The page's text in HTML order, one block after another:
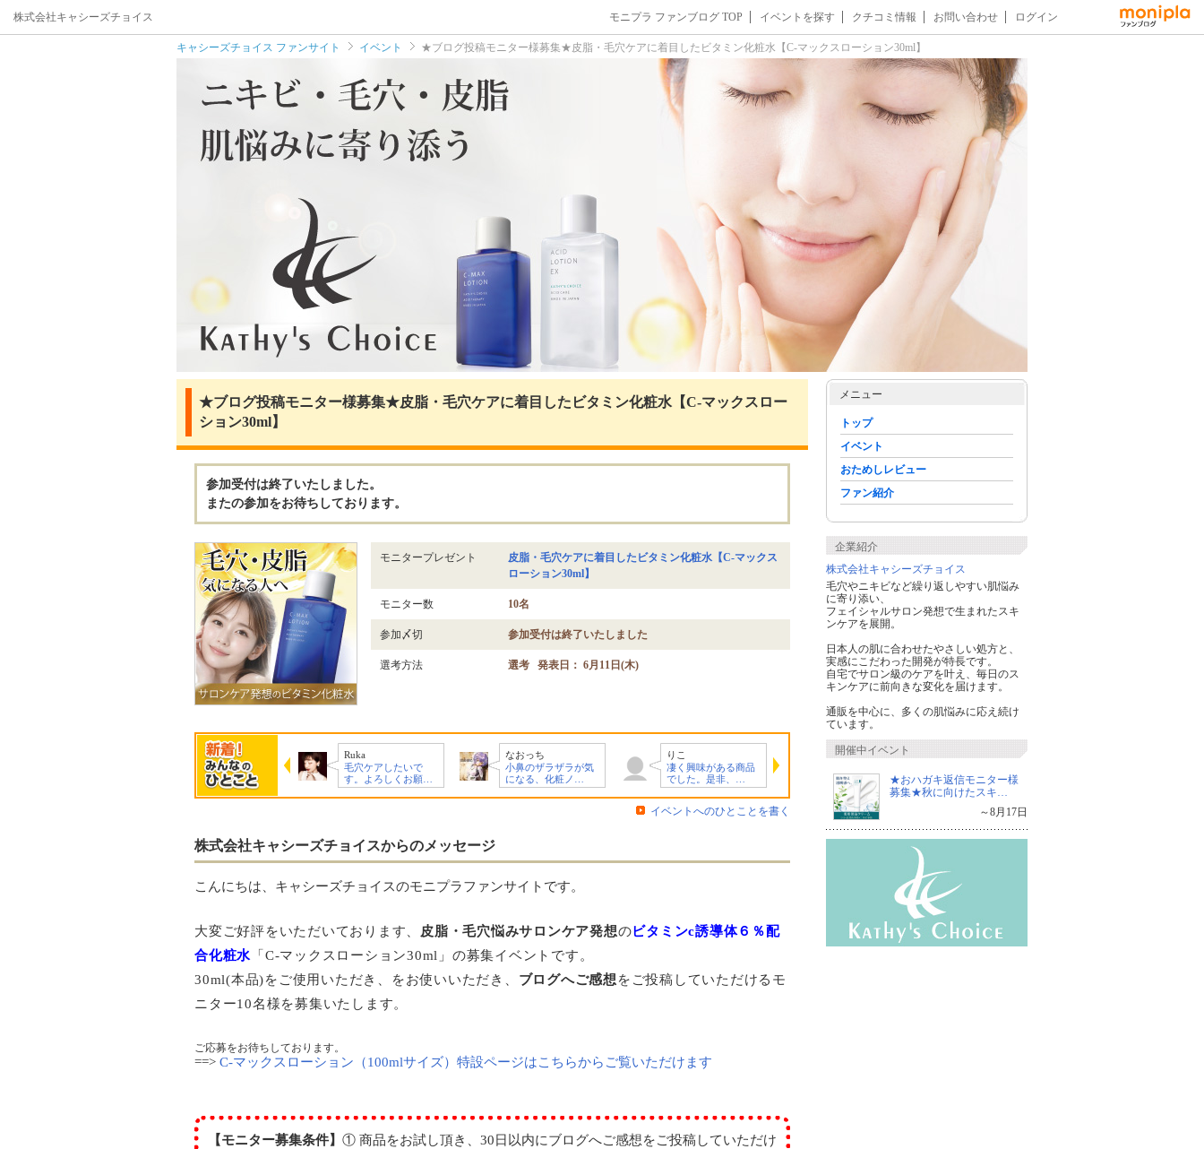
株式会社キャシーズチョイス モニプラ ファンブログ TOP イベントを探す クチコミ情報 お問い合わせ ログイン
キャシーズチョイス ファンサイト イベント ★ブログ投稿モニター様募集★皮脂・毛穴ケアに着目したビタミン化粧水【C-マックスローション30ml】
★ブログ投稿モニター様募集★皮脂・毛穴ケアに着目したビタミン化粧水【C-マックスロー
ション30ml】
参加受付は終了いたしました。
またの参加をお待ちしております。
モニタープレゼント
皮脂・毛穴ケアに着目したビタミン化粧水【C-マックス
ローション30ml】
モニター数 10名
参加〆切 参加受付は終了いたしました
選考方法 選考 発表日： 6月11日(木)
Ruka
毛穴ケアしたいで
す。よろしくお願…
なおっち
小鼻のザラザラが気
になる、化粧ノ…
りこ
凄く興味がある商品
でした。是非、…
hica
商品の特徴や使用感
を丁寧に投稿し…
minho
心がけます！ …
らんころ☆美容大…
です。毛穴の黒…
イベントへのひとことを書く
株式会社キャシーズチョイスからのメッセージ
こんにちは、キャシーズチョイスのモニプラファンサイトです。
大変ご好評をいただいております、 皮脂・毛穴悩みサロンケア発想のビタミンc誘導体６％配
合化粧水 「C-マックスローション30ml」の募集イベントです。
30ml(本品)をご使用いただき、をお使いいただき、 ブログへご感想 をご投稿していただけるモ
ニター10名様を募集いたします。
ご応募をお待ちしております。
==> C-マックスローション（100mlサイズ）特設ページはこちらからご覧いただけます
【モニター募集条件】 ① 商品をお試し頂き、30日以内にブログへご感想をご投稿していただけ
メニュー
トップ
イベント
おためしレビュー
ファン紹介
企業紹介
株式会社キャシーズチョイス
毛穴やニキビなど繰り返しやすい肌悩み
に寄り添い、
フェイシャルサロン発想で生まれたスキ
ンケアを展開。
日本人の肌に合わせたやさしい処方と、
実感にこだわった開発が特長です。
自宅でサロン級のケアを叶え、毎日のス
キンケアに前向きな変化を届けます。
通販を中心に、多くの肌悩みに応え続け
ています。
開催中イベント
★おハガキ返信モニター様
募集★秋に向けたスキ…
～8月17日